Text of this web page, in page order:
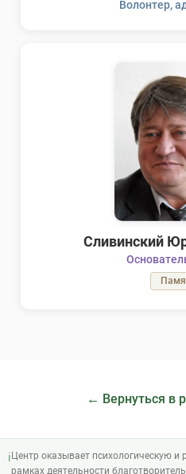
Волонтер,
Сливинский
← Вернуться в
ℹ Центр оказывает психологическую
рамках деятельности